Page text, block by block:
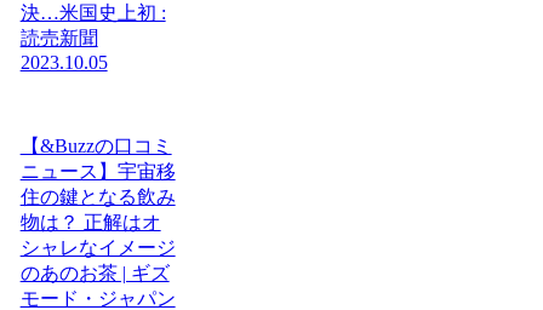
決…米国史上初 :
読売新聞
2023.10.05
【&Buzzの口コミ
ニュース】宇宙移
住の鍵となる飲み
物は？ 正解はオ
シャレなイメージ
のあのお茶 | ギズ
モード・ジャパン